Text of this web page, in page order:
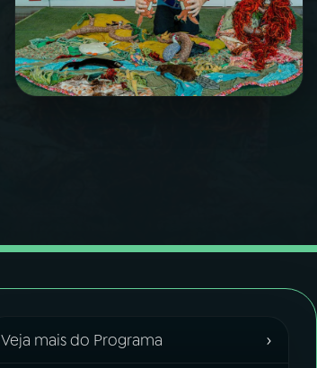
Veja mais do Programa ›